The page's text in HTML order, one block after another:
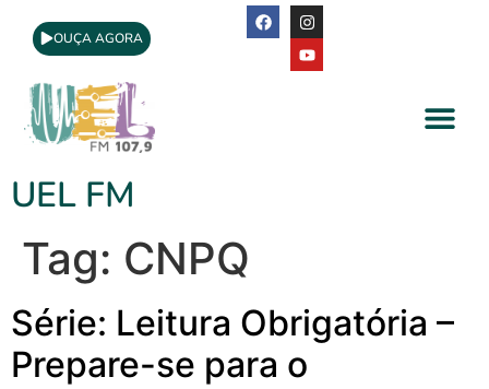
OUÇA AGORA
UEL FM
Tag: CNPQ
Série: Leitura Obrigatória –
Prepare-se para o